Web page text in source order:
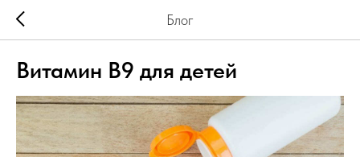
Блог
Витамин В9 для детей